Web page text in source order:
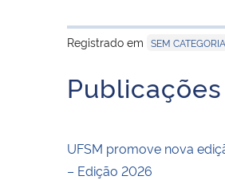
Registrado em SEM CATEGORIA
UFSM promove nova
– Edição 2026